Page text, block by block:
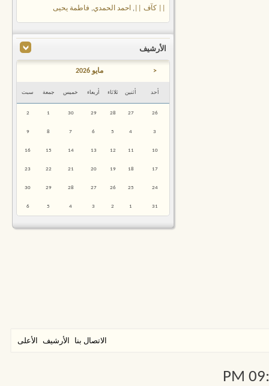
|| كآف || , احمد الحمدي, فاطمة يحيى
الأرشيف
< مايو 2026
أحد أثنين ثلاثاء أربعاء خميس جمعة سبت
26
27
28
29
30
1
2
3
4
5
6
7
8
9
10
11
12
13
14
15
16
17
18
19
20
21
22
23
24
25
26
27
28
29
30
31
1
2
3
4
5
6
الاتصال بنا الأرشيف الأعلى